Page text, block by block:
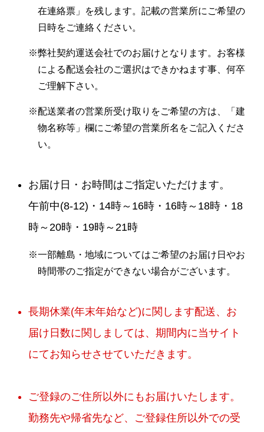
在連絡票」を残します。記載の営業所にご希望の
日時をご連絡ください。
※弊社契約運送会社でのお届けとなります。お客様
による配送会社のご選択はできかねます事、何卒
ご理解下さい。
※配送業者の営業所受け取りをご希望の方は、「建
物名称等」欄にご希望の営業所名をご記入くださ
い。
お届け日・お時間はご指定いただけます。
午前中(8-12)・14時～16時・16時～18時・18
時～20時・19時～21時
※一部離島・地域についてはご希望のお届け日やお
時間帯のご指定ができない場合がございます。
長期休業(年末年始など)に関します配送、お
届け日数に関しましては、期間内に当サイト
にてお知らせさせていただきます。
ご登録のご住所以外にもお届けいたします。
勤務先や帰省先など、ご登録住所以外での受